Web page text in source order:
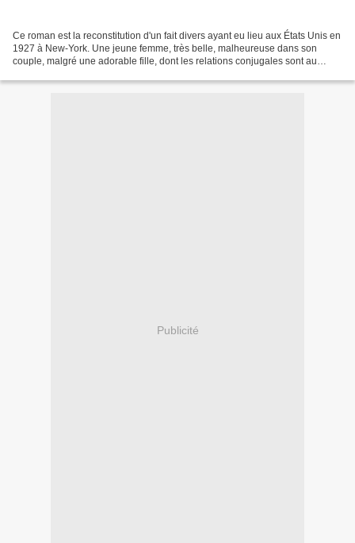
Ce roman est la reconstitution d'un fait divers ayant eu lieu aux États Unis en
1927 à New-York. Une jeune femme, très belle, malheureuse dans son
couple, malgré une adorable fille, dont les relations conjugales sont au
Publicité